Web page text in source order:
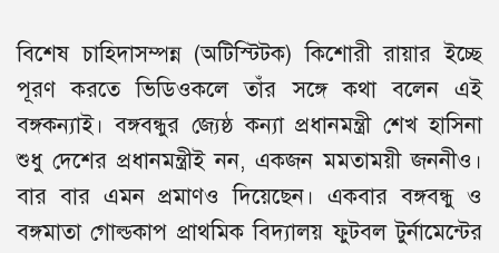
বিশেষ চাহিদাসম্পন্ন (অটিস্টিটক) কিশোরী রায়ার ইচ্ছে
পূরণ করতে ভিডিওকলে তাঁর সঙ্গে কথা বলেন এই
বঙ্গকন্যাই। বঙ্গবন্ধুর জ্যেষ্ঠ কন্যা প্রধানমন্ত্রী শেখ হাসিনা
শুধু দেশের প্রধানমন্ত্রীই নন, একজন মমতাময়ী জননীও।
বার বার এমন প্রমাণও দিয়েছেন। একবার বঙ্গবন্ধু ও
বঙ্গমাতা গোল্ডকাপ প্রাথমিক বিদ্যালয় ফুটবল টুর্নামেন্টের